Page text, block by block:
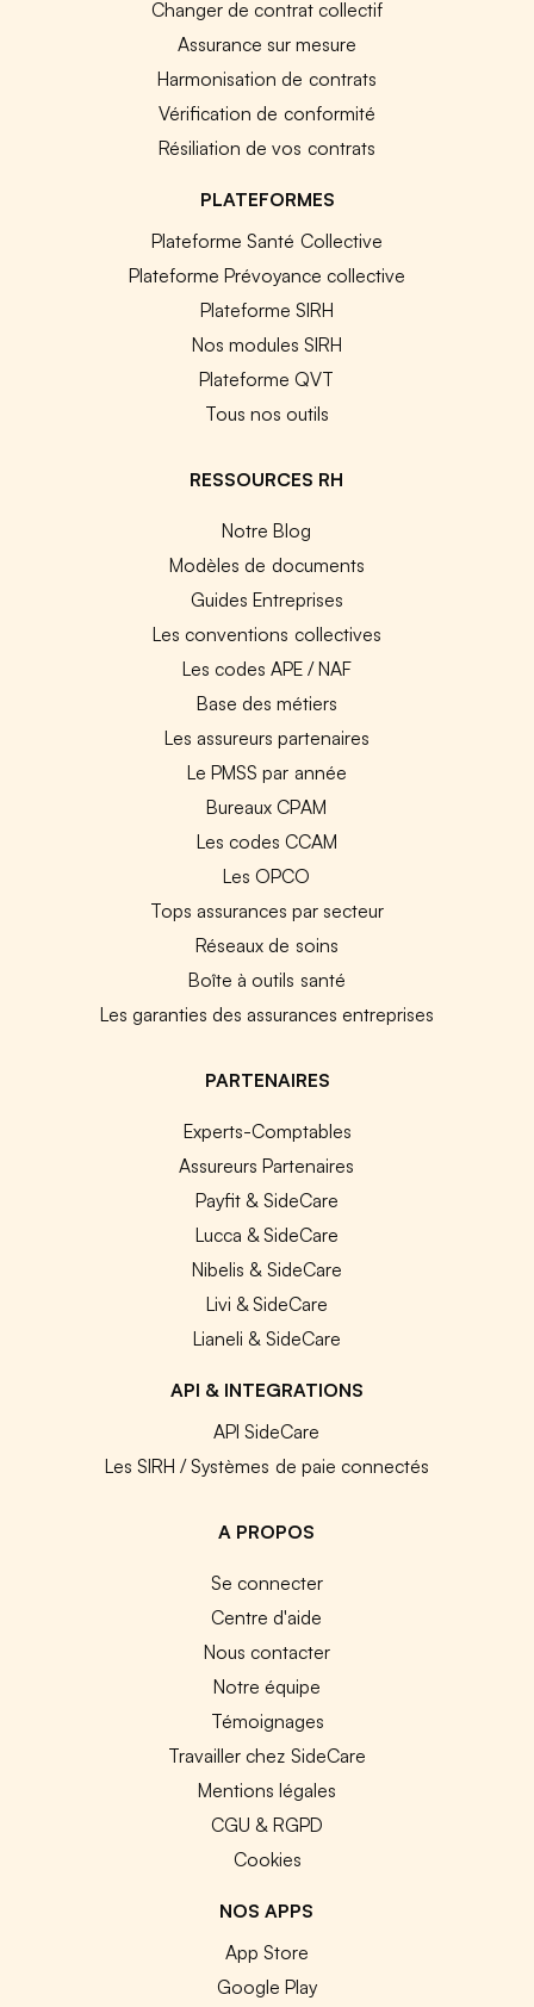
Changer de contrat collectif
Assurance sur mesure
Harmonisation de contrats
Vérification de conformité
Résiliation de vos contrats
PLATEFORMES
Plateforme Santé Collective
Plateforme Prévoyance collective
Plateforme SIRH
Nos modules SIRH
Plateforme QVT
Tous nos outils
RESSOURCES RH
Notre Blog
Modèles de documents
Guides Entreprises
Les conventions collectives
Les codes APE / NAF
Base des métiers
Les assureurs partenaires
Le PMSS par année
Bureaux CPAM
Les codes CCAM
Les OPCO
Tops assurances par secteur
Réseaux de soins
Boîte à outils santé
Les garanties des assurances entreprises
PARTENAIRES
Experts-Comptables
Assureurs Partenaires
Payfit & SideCare
Lucca & SideCare
Nibelis & SideCare
Livi & SideCare
Lianeli & SideCare
API & INTEGRATIONS
API SideCare
Les SIRH / Systèmes de paie connectés
A PROPOS
Se connecter
Centre d'aide
Nous contacter
Notre équipe
Témoignages
Travailler chez SideCare
Mentions légales
CGU & RGPD
Cookies
NOS APPS
App Store
Google Play